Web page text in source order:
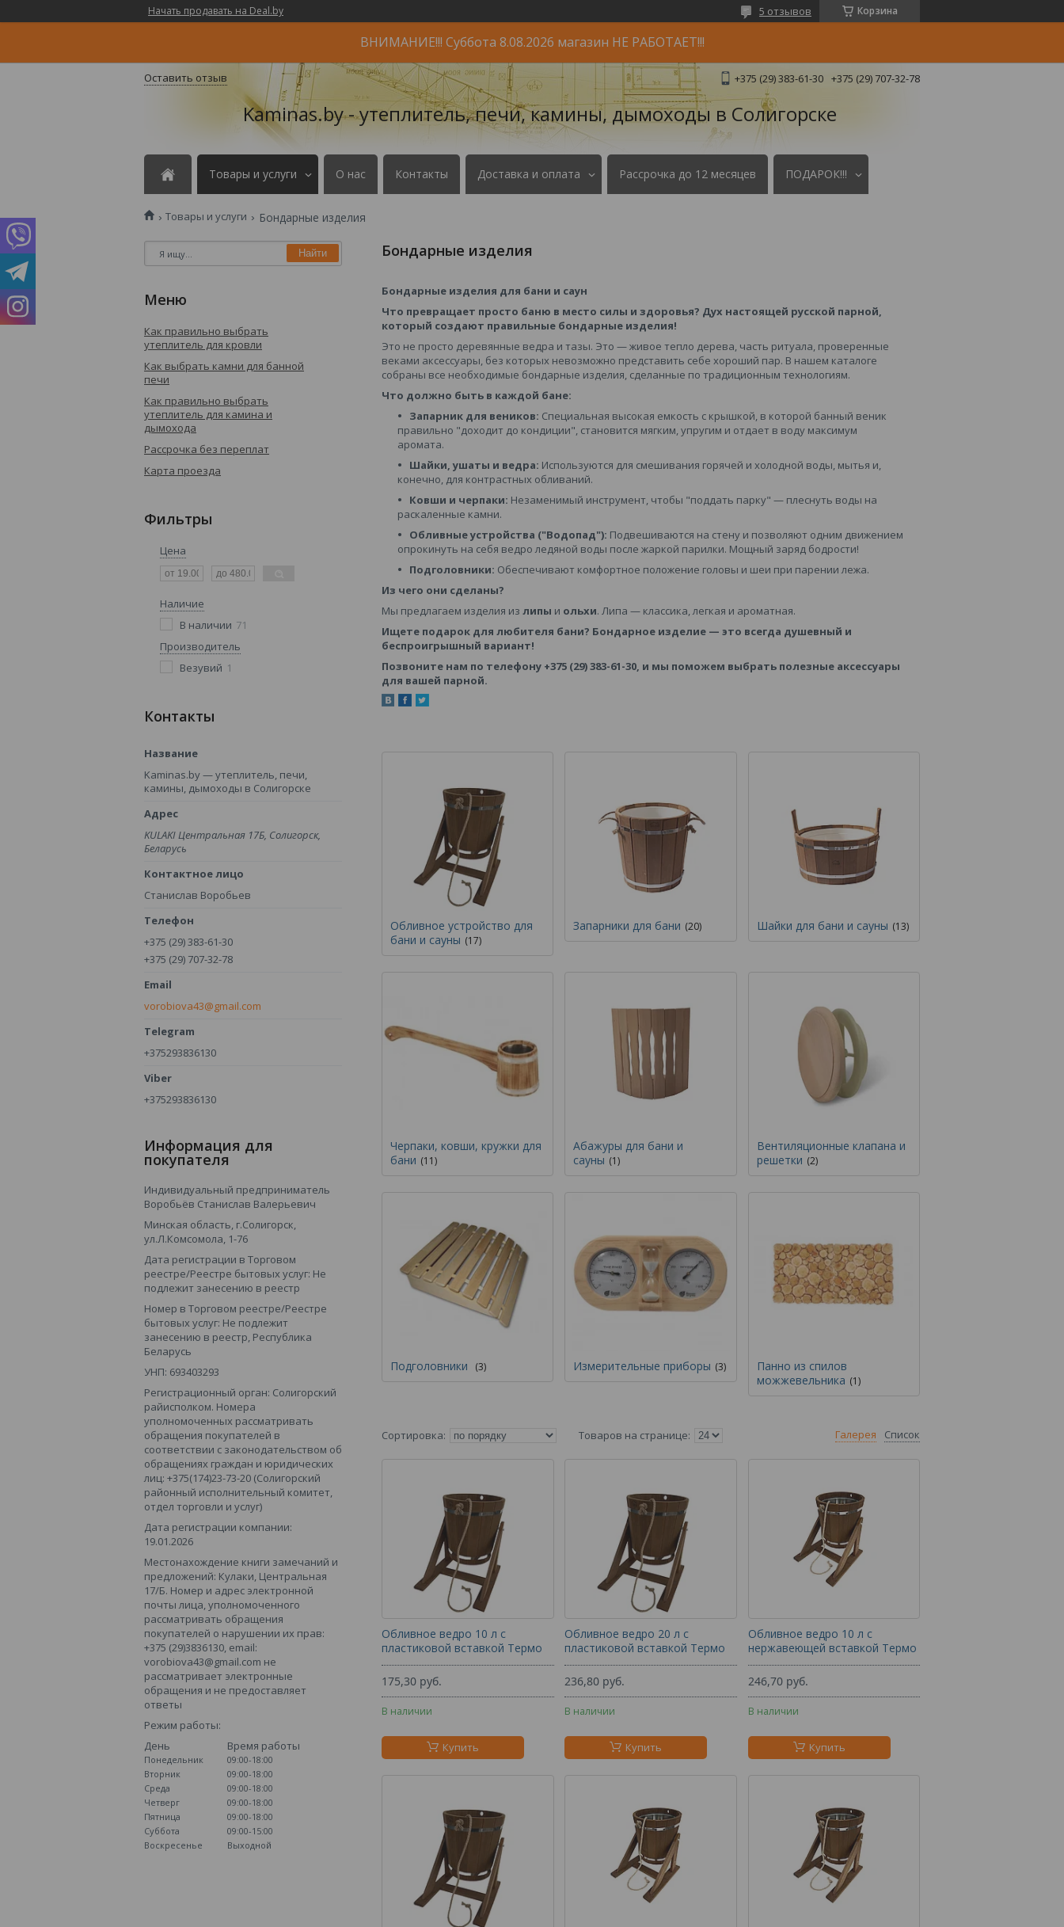
Начать продавать на Deal.by Корзина
5 отзывов
ВНИМАНИЕ!!! Суббота 8.08.2026 магазин НЕ РАБОТАЕТ!!!
Оставить отзыв +375 (29) 383-61-30 +375 (29) 707-32-78
Kaminas.by - утеплитель, печи, камины, дымоходы в Солигорске
Товары и услуги О нас Контакты Доставка и оплата Рассрочка до 12 месяцев ПОДАРОК!!!
Товары и услуги Бондарные изделия
Бондарные изделия
Бондарные изделия для бани и саун
Что превращает просто баню в место силы и здоровья? Дух настоящей русской парной,
который создают правильные бондарные изделия!
Это не просто деревянные ведра и тазы. Это — живое тепло дерева, часть ритуала, проверенные
веками аксессуары, без которых невозможно представить себе хороший пар. В нашем каталоге
собраны все необходимые бондарные изделия, сделанные по традиционным технологиям.
Что должно быть в каждой бане:
Запарник для веников: Специальная высокая емкость с крышкой, в которой банный веник
правильно "доходит до кондиции", становится мягким, упругим и отдает в воду максимум
аромата.
Шайки, ушаты и ведра: Используются для смешивания горячей и холодной воды, мытья и,
конечно, для контрастных обливаний.
Ковши и черпаки: Незаменимый инструмент, чтобы "поддать парку" — плеснуть воды на
раскаленные камни.
Обливные устройства ("Водопад"): Подвешиваются на стену и позволяют одним движением
опрокинуть на себя ведро ледяной воды после жаркой парилки. Мощный заряд бодрости!
Подголовники: Обеспечивают комфортное положение головы и шеи при парении лежа.
Из чего они сделаны?
Мы предлагаем изделия из липы и ольхи. Липа — классика, легкая и ароматная.
Ищете подарок для любителя бани? Бондарное изделие — это всегда душевный и
беспроигрышный вариант!
Позвоните нам по телефону +375 (29) 383-61-30, и мы поможем выбрать полезные аксессуары
для вашей парной.
Обливное устройство для
бани и сауны
17
Запарники для бани 20 Шайки для бани и сауны 13
Черпаки, ковши, кружки для
бани
11
Абажуры для бани и
сауны
1
Вентиляционные клапана и
решетки 2
Подголовники 3 Измерительные приборы 3
Панно из спилов
можжевельника 1
Галерея Список
Обливное ведро 10 л с
пластиковой вставкой Термо
175,30 руб.
В наличии
Купить
Обливное ведро 20 л с
пластиковой вставкой Термо
236,80 руб.
В наличии
Купить
Обливное ведро 10 л с
нержавеющей вставкой Термо
246,70 руб.
В наличии
Купить
Найти
Как правильно выбрать
утеплитель для кровли
Как выбрать камни для банной
печи
Как правильно выбрать
утеплитель для камина и
дымохода
Рассрочка без переплат
Карта проезда
Фильтры
Цена
Наличие
В наличии 71
Производитель
Везувий 1
Контакты
Kaminas.by — утеплитель, печи,
камины, дымоходы в Солигорске
KULAKI Центральная 17Б, Солигорск,
Беларусь
Станислав Воробьев
+375 (29) 383-61-30
+375 (29) 707-32-78
vorobiova43@gmail.com
+375293836130
+375293836130
Информация для
покупателя
Индивидуальный предприниматель
Воробьёв Станислав Валерьевич
Минская область, г.Солигорск,
ул.Л.Комсомола, 1-76
Дата регистрации в Торговом
реестре/Реестре бытовых услуг: Не
подлежит занесению в реестр
Номер в Торговом реестре/Реестре
бытовых услуг: Не подлежит
занесению в реестр, Республика
Беларусь
УНП: 693403293
Регистрационный орган: Солигорский
райисполком. Номера
уполномоченных рассматривать
обращения покупателей в
соответствии с законодательством об
обращениях граждан и юридических
лиц: +375(174)23-73-20 (Солигорский
районный исполнительный комитет,
отдел торговли и услуг)
Дата регистрации компании:
19.01.2026
Местонахождение книги замечаний и
предложений: Кулаки, Центральная
17/Б. Номер и адрес электронной
почты лица, уполномоченного
рассматривать обращения
покупателей о нарушении их прав:
+375 (29)3836130, email:
vorobiova43@gmail.com не
рассматривает электронные
обращения и не предоставляет
ответы
Режим работы:
День
Время работы
Понедельник
09:00-18:00
Вторник
09:00-18:00
Среда
09:00-18:00
Четверг
09:00-18:00
Пятница
09:00-18:00
Суббота
09:00-15:00
Воскресенье
Выходной